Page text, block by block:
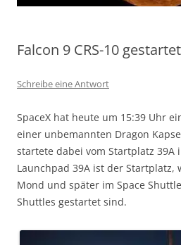
Falcon 9 CRS-10 gestartet
Schreibe eine Antwort
SpaceX hat heute um 15:39 Uhr
einer unbemannten Dragon
startete dabei vom Startplatz 39A
Launchpad 39A ist der Startplatz,
Mond und später im Space
Shuttles gestartet sind.